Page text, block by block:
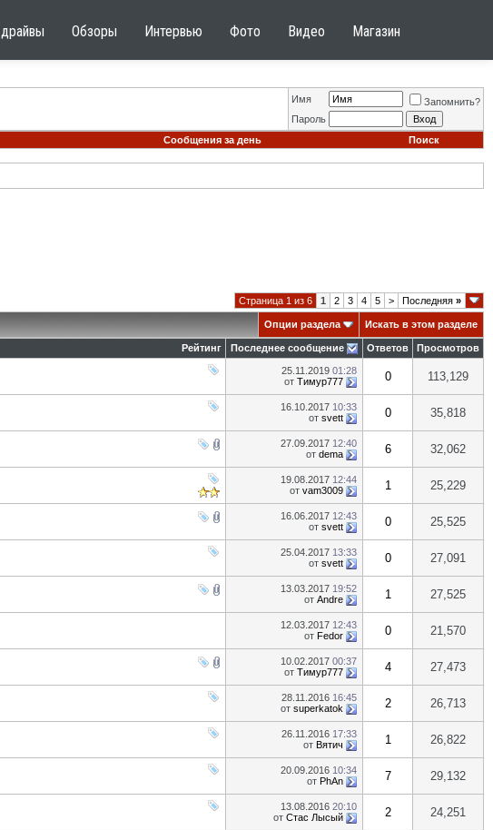
Обзоры Интервью Фото Видео Магазин
Имя
Запомнить?
Пароль
Сообщения за день Поиск
Страница 1 из 6 1 2 3 4 5 > Последняя »
Опции раздела Искать в этом разделе
Рейтинг Последнее сообщение Ответов Просмотров
25.11.2019 01:28
от Тимур777 0 113,129
16.10.2017 10:33
от svett 0 35,818
27.09.2017 12:40
от dema 6 32,062
19.08.2017 12:44
от vam3009 1 25,229
16.06.2017 12:43
от svett 0 25,525
25.04.2017 13:33
от svett 0 27,091
13.03.2017 19:52
от Andre 1 27,525
12.03.2017 12:43
от Fedor 0 21,570
10.02.2017 00:37
от Тимур777 4 27,473
28.11.2016 16:45
от superkatok 2 26,713
26.11.2016 17:33
от Вятич 1 26,822
20.09.2016 10:34
от PhAn 7 29,132
13.08.2016 20:10
от Стас Лысый 2 24,251